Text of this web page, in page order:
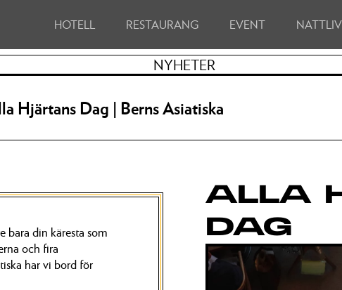
HOTELL RESTAURANG EVENT NATTLIV
NYHETER
Hjärtans Dag | Berns Asiatiska
bara din käresta som
och fira
har vi bord för
ALLA
DAG